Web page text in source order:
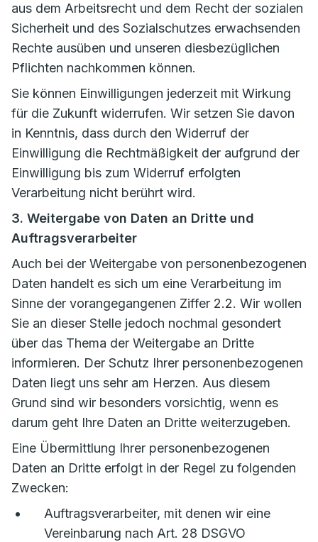
aus dem Arbeitsrecht und dem Recht der sozialen
Sicherheit und des Sozialschutzes erwachsenden
Rechte ausüben und unseren diesbezüglichen
Pflichten nachkommen können.
Sie können Einwilligungen jederzeit mit Wirkung
für die Zukunft widerrufen. Wir setzen Sie davon
in Kenntnis, dass durch den Widerruf der
Einwilligung die Rechtmäßigkeit der aufgrund der
Einwilligung bis zum Widerruf erfolgten
Verarbeitung nicht berührt wird.
3. Weitergabe von Daten an Dritte und
Auftragsverarbeiter
Auch bei der Weitergabe von personenbezogenen
Daten handelt es sich um eine Verarbeitung im
Sinne der vorangegangenen Ziffer 2.2. Wir wollen
Sie an dieser Stelle jedoch nochmal gesondert
über das Thema der Weitergabe an Dritte
informieren. Der Schutz Ihrer personenbezogenen
Daten liegt uns sehr am Herzen. Aus diesem
Grund sind wir besonders vorsichtig, wenn es
darum geht Ihre Daten an Dritte weiterzugeben.
Eine Übermittlung Ihrer personenbezogenen
Daten an Dritte erfolgt in der Regel zu folgenden
Zwecken:
Auftragsverarbeiter, mit denen wir eine
Vereinbarung nach Art. 28 DSGVO